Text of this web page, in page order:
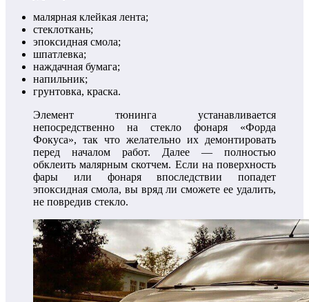
малярная клейкая лента;
стеклоткань;
эпоксидная смола;
шпатлевка;
наждачная бумага;
напильник;
грунтовка, краска.
Элемент тюнинга устанавливается
непосредственно на стекло фонаря «Форда
Фокуса», так что желательно их демонтировать
перед началом работ. Далее — полностью
обклеить малярным скотчем. Если на поверхность
фары или фонаря впоследствии попадет
эпоксидная смола, вы вряд ли сможете ее удалить,
не повредив стекло.